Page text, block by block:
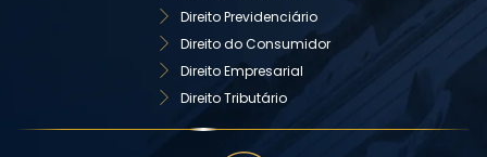
Direito Previdenciário
Direito do Consumidor
Direito Empresarial
Direito Tributário